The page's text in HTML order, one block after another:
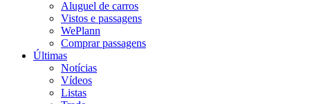
Aluguel de carros
Vistos e passagens
WePlann
Comprar passagens
Últimas
Notícias
Vídeos
Listas